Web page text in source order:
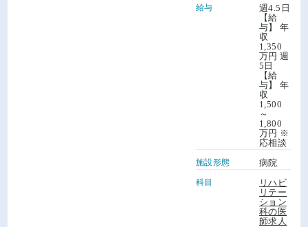
給与
週4.5日
【給
与】 年
収
1,350
万円 週
5日
【給
与】 年
収
1,500
～
1,800
万円 ※
応相談
施設形態 病院
科目
リハビ
リテー
ション
科の医
師求人